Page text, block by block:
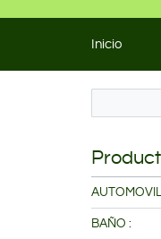
Inicio
BAÑO :